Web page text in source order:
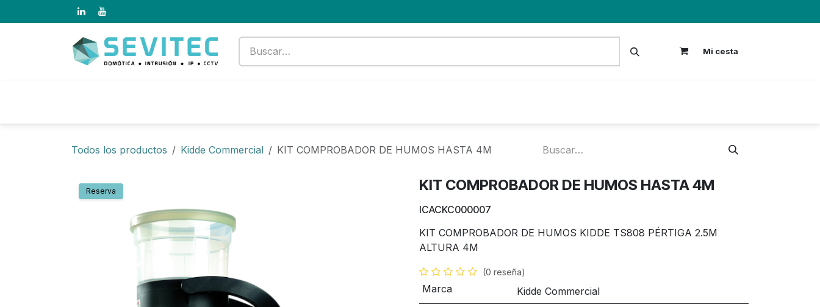
Mi cesta
Todos los productos Kidde Commercial KIT COMPROBADOR DE HUMOS HASTA 4M
Reserva KIT COMPROBADOR DE HUMOS HASTA 4M
ICACKC000007
KIT COMPROBADOR DE HUMOS KIDDE TS808 PÉRTIGA 2.5M
ALTURA 4M
(0 reseña)
Marca
Kidde Commercial